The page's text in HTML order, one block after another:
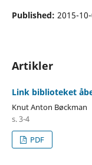
Published: 2015-
Artikler
Link biblioteket
Knut Anton Bøckman
s. 3-4
PDF